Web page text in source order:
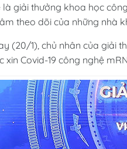
là giải thưởng khoa học
theo dõi của những nhà
(20/1), chủ nhân của giải
xin Covid-19 công nghệ